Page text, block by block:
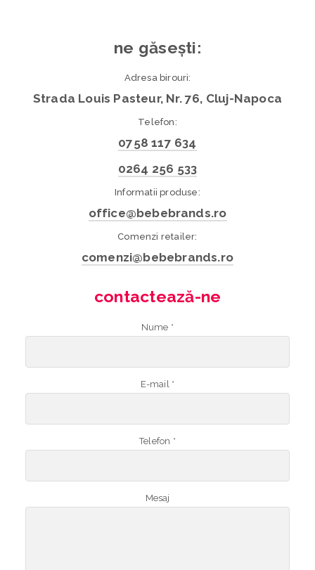
ne găsești:
Adresa birouri:
Strada Louis Pasteur, Nr. 76, Cluj-Napoca
Telefon:
0758 117 634
0264 256 533
Informatii produse:
office@bebebrands.ro
Comenzi retailer:
comenzi@bebebrands.ro
contactează-ne
Nume *
E-mail *
Telefon *
Mesaj